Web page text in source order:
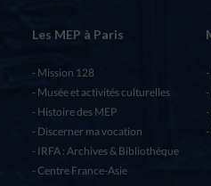
Les MEP à Paris
Mission 128
Musée et activités culturelles
Histoire des MEP
Discerner ma vocation
IRFA : Archives & Bibliothèque
Centre France-Asie